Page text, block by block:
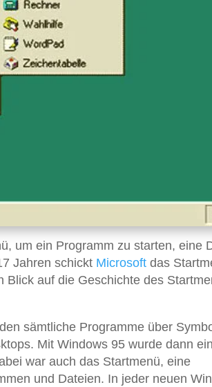
um ein Programm zu starten, eine
Jahren schickt Microsoft das
Blick auf die Geschichte des
sämtliche Programme über
Mit Windows 95 wurde dann
war auch das Startmenü, eine
und Dateien. In jeder neuen